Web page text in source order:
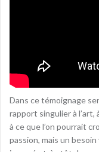
Dans ce témoignage
rapport singulier à
à ce que l’on pourrait
passion, mais un